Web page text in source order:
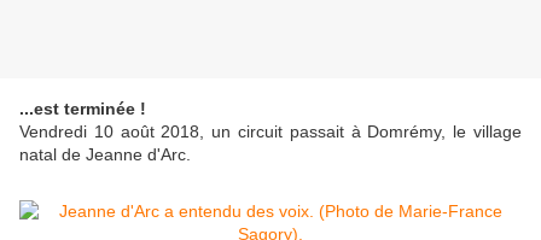
...est terminée !
Vendredi 10 août 2018, un circuit passait à Domrémy, le village
natal de Jeanne d'Arc.